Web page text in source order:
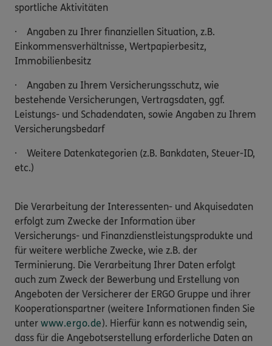
sportliche Aktivitäten
· Angaben zu Ihrer finanziellen Situation, z.B.
Einkommensverhältnisse, Wertpapierbesitz,
Immobilienbesitz
· Angaben zu Ihrem Versicherungsschutz, wie
bestehende Versicherungen, Vertragsdaten, ggf.
Leistungs- und Schadendaten, sowie Angaben zu Ihrem
Versicherungsbedarf
· Weitere Datenkategorien (z.B. Bankdaten, Steuer-ID,
etc.)
Die Verarbeitung der Interessenten- und Akquisedaten
erfolgt zum Zwecke der Information über
Versicherungs- und Finanzdienstleistungsprodukte und
für weitere werbliche Zwecke, wie z.B. der
Terminierung. Die Verarbeitung Ihrer Daten erfolgt
auch zum Zweck der Bewerbung und Erstellung von
Angeboten der Versicherer der ERGO Gruppe und ihrer
Kooperationspartner (weitere Informationen finden Sie
unter www.ergo.de). Hierfür kann es notwendig sein,
dass für die Angebotserstellung erforderliche Daten an